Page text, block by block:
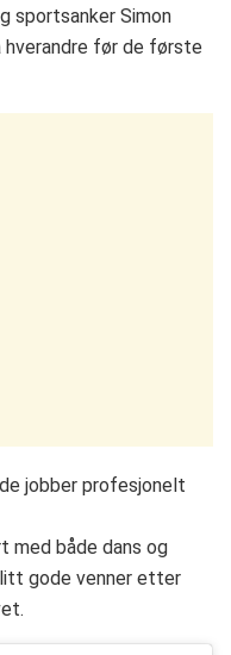
sportsanker Simon
hverandre før de første
jobber profesjonelt
med både dans og
gode venner etter